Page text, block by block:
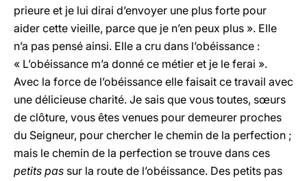
prieure et je lui dirai d’envoyer une plus forte pour
aider cette vieille, parce que je n’en peux plus ». Elle
n’a pas pensé ainsi. Elle a cru dans l’obéissance :
« L’obéissance m’a donné ce métier et je le ferai ».
Avec la force de l’obéissance elle faisait ce travail avec
une délicieuse charité. Je sais que vous toutes, sœurs
de clôture, vous êtes venues pour demeurer proches
du Seigneur, pour chercher le chemin de la perfection ;
mais le chemin de la perfection se trouve dans ces
petits pas sur la route de l’obéissance. Des petits pas